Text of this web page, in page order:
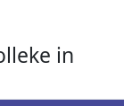
in